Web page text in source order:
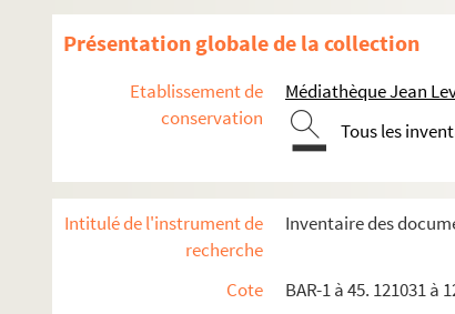
Présentation globale de la collection
Etablissement de
conservation
Médiathèque Jean
Tous les
Intitulé de l'instrument de
recherche
Inventaire des
Cote
BAR-1 à 45. 121031 à
Baylac
De Beaufort
Belloguet (A.)
Fantaisies satiriques
Pilori phrénologie
BAR-2-44. Pilori - Capitole - Garibaldi
BAR-2-46. Europe animée